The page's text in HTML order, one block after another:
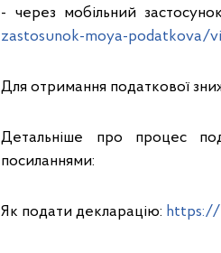
- через мобільний
zastosunok-moya-podatkova/
Для отримання податкової
Детальніше про процес
посиланнями:
Як подати декларацію: https://